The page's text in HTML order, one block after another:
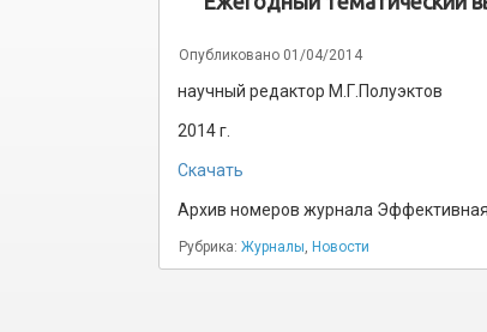
Опубликовано 01/04/2014
научный редактор М.Г.Полуэктов
2014 г.
Скачать
Архив номеров журнала
Рубрика: Журналы, Новости